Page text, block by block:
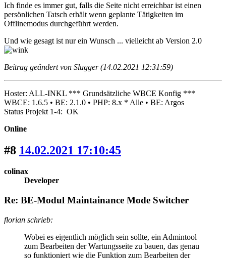
Ich finde es immer gut, falls die Seite nicht erreichbar ist einen
persönlichen Tatsch erhält wenn geplante Tätigkeiten im
Offlinemodus durchgeführt werden.
Und wie gesagt ist nur ein Wunsch ... vielleicht ab Version 2.0
Beitrag geändert von Slugger (14.02.2021 12:31:59)
Hoster: ALL-INKL *** Grundsätzliche WBCE Konfig ***
WBCE: 1.6.5 • BE: 2.1.0 • PHP: 8.x * Alle • BE: Argos
Status Projekt 1-4: OK
Online
#8 14.02.2021 17:10:45
colinax
Developer
Re: BE-Modul Maintainance Mode Switcher
florian schrieb:
Wobei es eigentlich möglich sein sollte, ein Admintool
zum Bearbeiten der Wartungsseite zu bauen, das genau
so funktioniert wie die Funktion zum Bearbeiten der